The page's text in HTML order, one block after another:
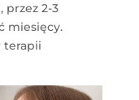
przez 2-3
miesięcy.
terapii